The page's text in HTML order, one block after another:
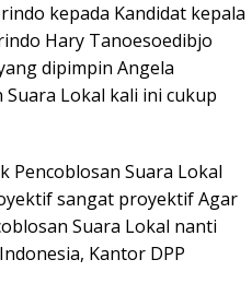
kepada Kandidat kepala
Hary Tanoesoedibjo
dipimpin Angela
Lokal kali ini cukup
Pencoblosan Suara Lokal
sangat proyektif Agar
Suara Lokal nanti
Kantor DPP